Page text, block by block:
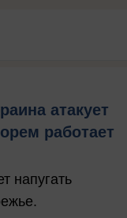
атакует
работает
напугать